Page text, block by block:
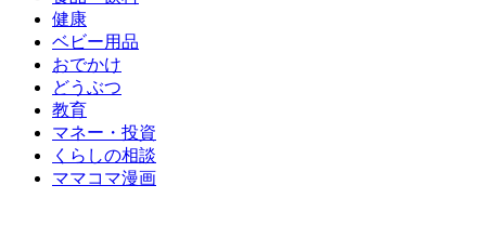
健康
ベビー用品
おでかけ
どうぶつ
教育
マネー・投資
くらしの相談
ママコマ漫画